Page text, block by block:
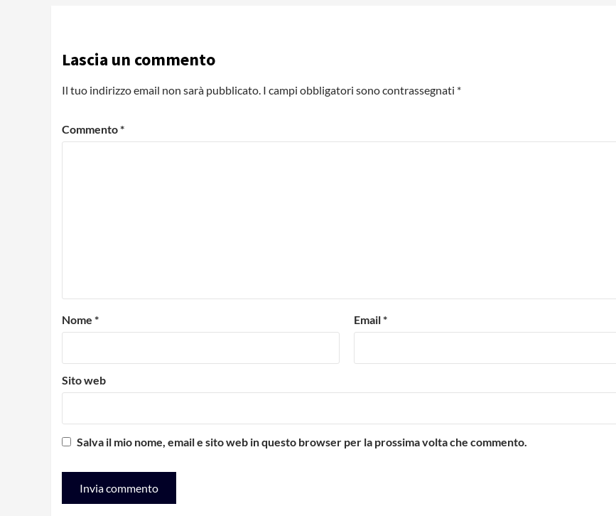
Lascia un commento
Il tuo indirizzo email non sarà pubblicato. I campi obbligatori sono contrassegnati *
Commento*
Nome * Email*
Sito web
Salva il mio nome, email e sito web in questo browser per la prossima volta che commento.